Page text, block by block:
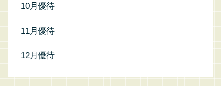
10月優待
11月優待
12月優待